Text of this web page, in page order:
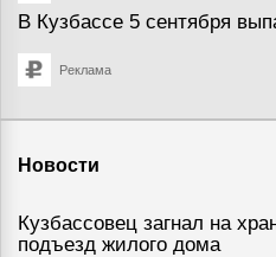
В Кузбассе 5 сентября
Реклама
Новости
Кузбассовец загнал на
подъезд жилого дома